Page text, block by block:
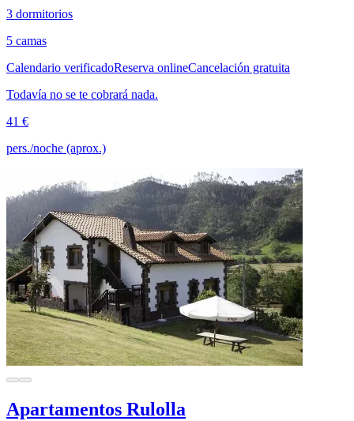
3 dormitorios
5 camas
Calendario verificadoReserva onlineCancelación gratuita
Todavía no se te cobrará nada.
41 €
pers./noche (aprox.)
Apartamentos Rulolla